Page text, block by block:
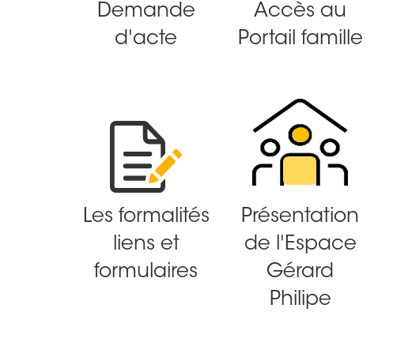
Demande
d'acte
Accès au
Portail famille
Les formalités
liens et
formulaires
Présentation
de l'Espace
Gérard
Philipe